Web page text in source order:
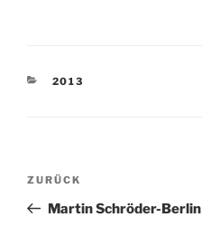
KATEGORIEN
2013
Beitragsnavigation
Vorheriger
Beitrag
ZURÜCK
Martin Schröder-Berlin